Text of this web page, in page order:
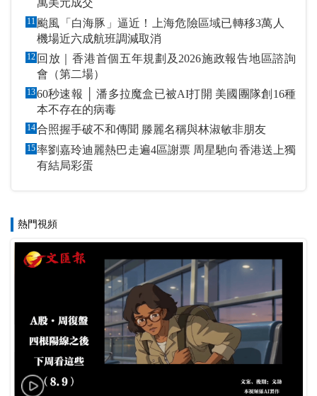
萬美元成交
11 颱風「白海豚」逼近！上海危險區域已轉移3萬人
機場近六成航班調減取消
12 回放｜香港首個五年規劃及2026施政報告地區諮詢
會（第二場）
1360秒速報 │ 潘多拉魔盒已被AI打開 美國團隊創16種
本不存在的病毒
14 合照握手破不和傳聞 滕麗名稱與林淑敏非朋友
15率劉嘉玲迪麗熱巴走遍4區謝票 周星馳向香港送上獨
有結局彩蛋
熱門視頻